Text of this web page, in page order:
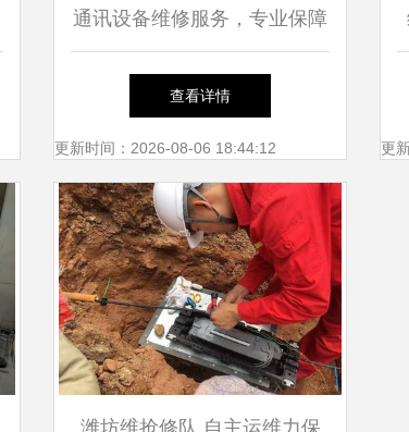
通讯设备维修服务，专业保障
信通无忧——走近北京信元电
信维护有限责任公司平谷第二
经营部
查看详情
更新时间：2026-08-06 18:44:12 更
潍坊维抢修队 自主运维力保